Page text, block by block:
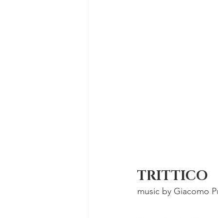
TRITTICO
music by Giacomo